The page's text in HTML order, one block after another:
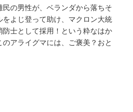
民の男性が、ベランダから落ちそ
をよじ登って助け、マクロン大統
士として採用！という粋なはか
アライグマには、ご褒美？おと